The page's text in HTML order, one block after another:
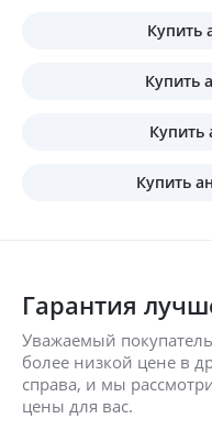
Купить
Купить
Купить
Купить
Гарантия
Уважаемый
более низкой цене в
справа, и мы
цены для вас.